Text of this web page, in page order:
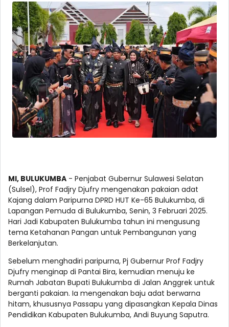
MI, BULUKUMBA - Penjabat Gubernur Sulawesi Selatan
(Sulsel), Prof Fadjry Djufry mengenakan pakaian adat
Kajang dalam Paripurna DPRD HUT Ke-65 Bulukumba, di
Lapangan Pemuda di Bulukumba, Senin, 3 Februari 2025.
Hari Jadi Kabupaten Bulukumba tahun ini mengusung
tema Ketahanan Pangan untuk Pembangunan yang
Berkelanjutan.
Sebelum menghadiri paripurna, Pj Gubernur Prof Fadjry
Djufry menginap di Pantai Bira, kemudian menuju ke
Rumah Jabatan Bupati Bulukumba di Jalan Anggrek untuk
berganti pakaian. Ia mengenakan baju adat berwarna
hitam, khususnya Passapu yang dipasangkan Kepala Dinas
Pendidikan Kabupaten Bulukumba, Andi Buyung Saputra.